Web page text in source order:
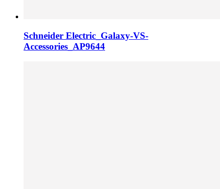
Schneider Electric_Galaxy-VS-
Accessories_AP9644